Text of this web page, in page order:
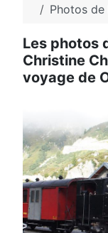
Photos
Les photos
Christine
voyage de